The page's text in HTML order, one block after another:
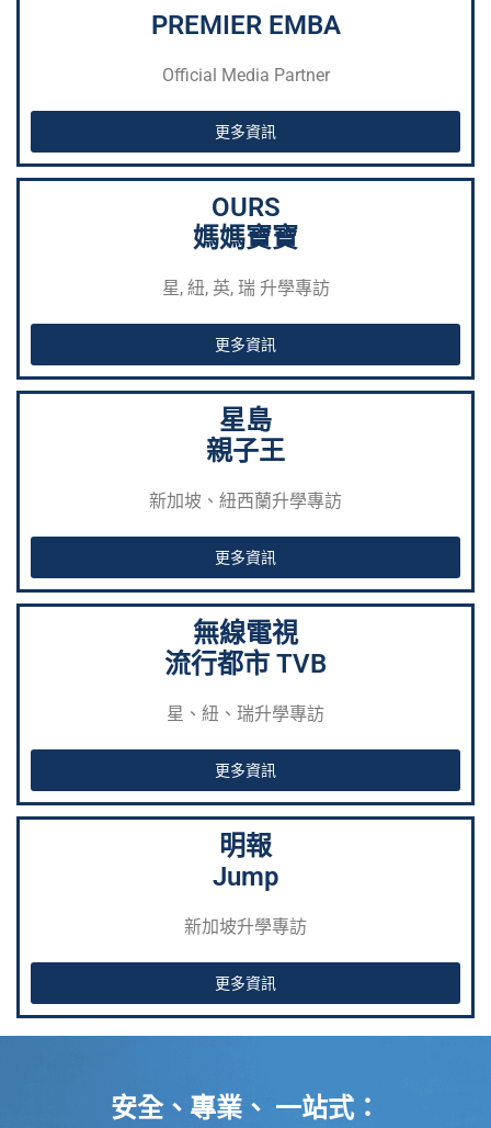
PREMIER EMBA
Official Media Partner
更多資訊
OURS
媽媽寶寶
星, 紐, 英, 瑞 升學專訪
更多資訊
星島
親子王
新加坡、紐西蘭升學專訪
更多資訊
無線電視
流行都市 TVB
星、紐、瑞升學專訪
更多資訊
明報
Jump
新加坡升學專訪
更多資訊
安全、專業、 一站式：